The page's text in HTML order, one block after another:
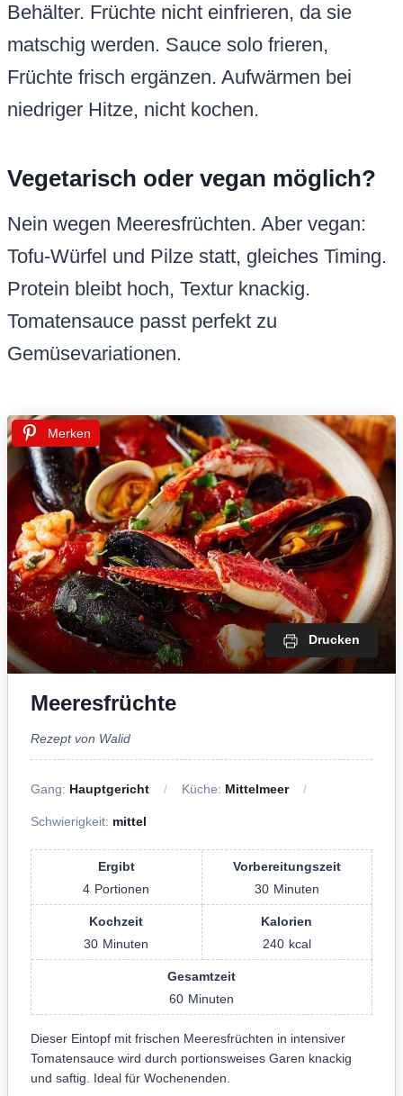
Behälter. Früchte nicht einfrieren, da sie
matschig werden. Sauce solo frieren,
Früchte frisch ergänzen. Aufwärmen bei
niedriger Hitze, nicht kochen.
Vegetarisch oder vegan möglich?
Nein wegen Meeresfrüchten. Aber vegan:
Tofu-Würfel und Pilze statt, gleiches Timing.
Protein bleibt hoch, Textur knackig.
Tomatensauce passt perfekt zu
Gemüsevariationen.
Merken
Drucken
Meeresfrüchte
Rezept von Walid
Gang: Hauptgericht Küche: Mittelmeer
Schwierigkeit: mittel
Ergibt
4 Portionen
Vorbereitungszeit
30 Minuten
Kochzeit
30 Minuten
Kalorien
240 kcal
Gesamtzeit
60 Minuten
Dieser Eintopf mit frischen Meeresfrüchten in intensiver
Tomatensauce wird durch portionsweises Garen knackig
und saftig. Ideal für Wochenenden.